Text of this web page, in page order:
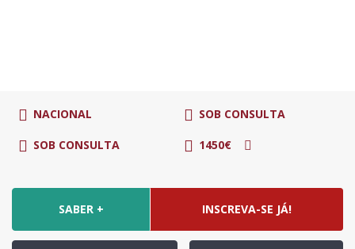
NACIONAL SOB CONSULTA
SOB CONSULTA 1450€
SABER + INSCREVA-SE JÁ!